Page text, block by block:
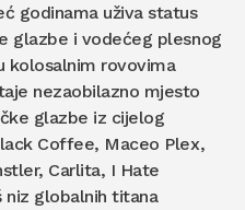
godinama uživa status
glazbe i vodećeg plesnog
kolosalnim rovovima
nezaobilazno mjesto
glazbe iz cijelog
Coffee, Maceo Plex,
Carlita, I Hate
niz globalnih titana